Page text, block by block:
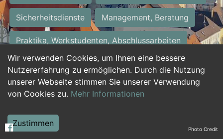
Wir verwenden Cookies, um Ihnen eine bessere
Nutzererfahrung zu ermöglichen. Durch die Nutzung
unserer Webseite stimmen Sie unserer Verwendung
von Cookies zu. Mehr Informationen
Zustimmen
Sicherheitsdienste Management, Beratung
Praktika, Werkstudenten, Abschlussarbeiten
Personalwesen Assistenz, Sekretariat
Hilfskräfte, Aushilfs- und Nebenjobs
Weiterbildung, Studium, duale Ausbildung Photo Credit